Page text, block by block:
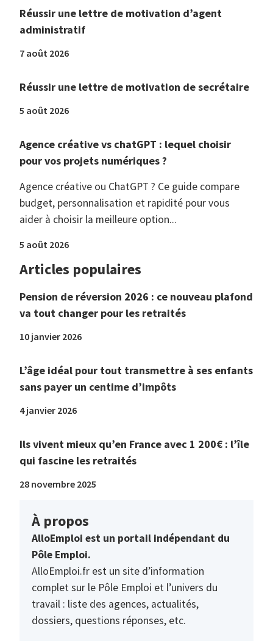
Réussir une lettre de motivation d’agent
administratif
7 août 2026
Réussir une lettre de motivation de secrétaire
5 août 2026
Agence créative vs chatGPT : lequel choisir
pour vos projets numériques ?
Agence créative ou ChatGPT ? Ce guide compare
budget, personnalisation et rapidité pour vous
aider à choisir la meilleure option...
5 août 2026
Articles populaires
Pension de réversion 2026 : ce nouveau plafond
va tout changer pour les retraités
10 janvier 2026
L’âge idéal pour tout transmettre à ses enfants
sans payer un centime d’impôts
4 janvier 2026
Ils vivent mieux qu’en France avec 1 200€ : l’île
qui fascine les retraités
28 novembre 2025
À propos
AlloEmploi est un portail indépendant du
Pôle Emploi.
AlloEmploi.fr est un site d’information
complet sur le Pôle Emploi et l’univers du
travail : liste des agences, actualités,
dossiers, questions réponses, etc.